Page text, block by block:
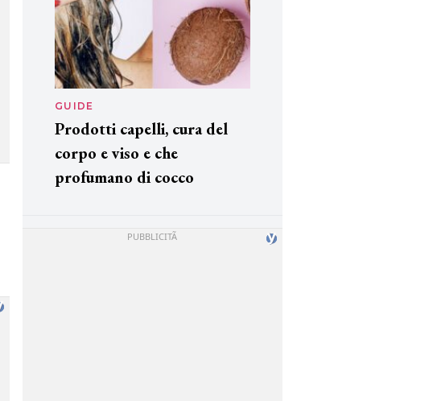
GUIDE
Prodotti capelli, cura del
corpo e viso e che
profumano di cocco